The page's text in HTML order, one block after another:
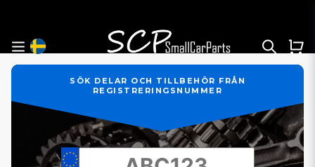
SÖK DELAR OCH TILLBEHÖR FRÅN
REGISTRERINGSNUMMER